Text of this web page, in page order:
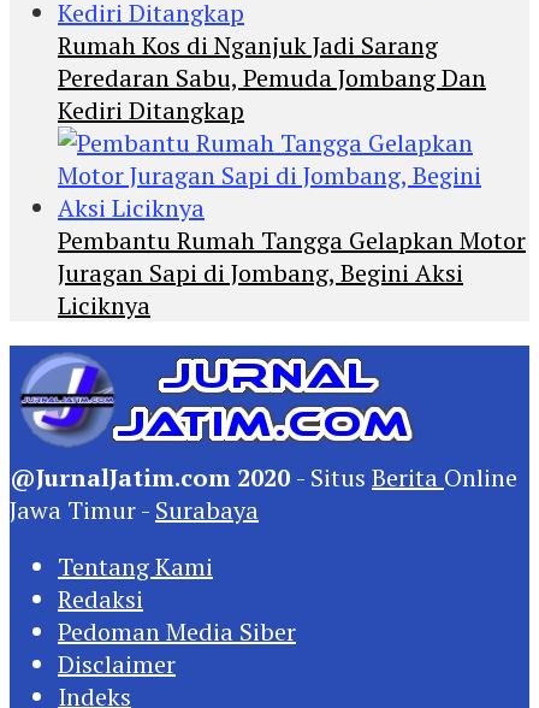
Rumah Kos di Nganjuk Jadi Sarang
Peredaran Sabu, Pemuda Jombang Dan
Kediri Ditangkap
Pembantu Rumah Tangga Gelapkan Motor
Juragan Sapi di Jombang, Begini Aksi
Liciknya
@JurnalJatim.com 2020 - Situs Berita Online
Jawa Timur - Surabaya
Tentang Kami
Redaksi
Pedoman Media Siber
Disclaimer
Indeks